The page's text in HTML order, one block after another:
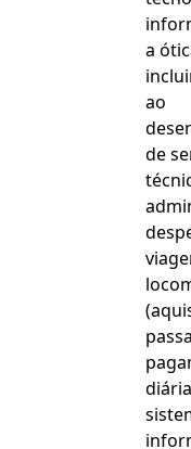
a
ao
de